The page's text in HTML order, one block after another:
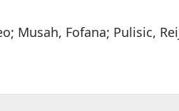
Musah, Fofana; Pulisic,